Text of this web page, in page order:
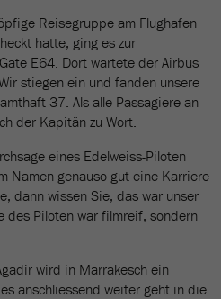
Reisegruppe am Flughafen
hatte, ging es zur
E64. Dort wartete der Airbus
stiegen ein und fanden unsere
37. Als alle Passagiere an
der Kapitän zu Wort.
eines Edelweiss-Piloten
Namen genauso gut eine Karriere
dann wissen Sie, das war unser
des Piloten war filmreif, sondern
wird in Marrakesch ein
anschliessend weiter geht in die